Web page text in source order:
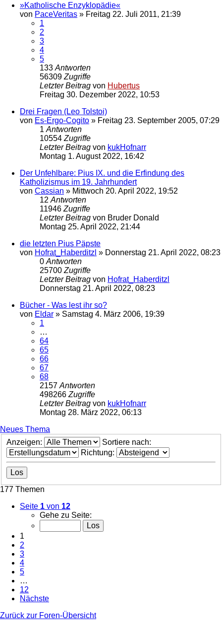
»Katholische Enzyklopädie«
von PaceVeritas » Freitag 22. Juli 2011, 21:39
1
2
3
4
5
133 Antworten
56309 Zugriffe
Letzter Beitrag von Hubertus
Freitag 30. Dezember 2022, 10:53
Drei Fragen (Leo Tolstoi)
von Es-Ergo-Cogito » Freitag 23. September 2005, 07:29
1 Antworten
10554 Zugriffe
Letzter Beitrag von kukHofnarr
Montag 1. August 2022, 16:42
Der Unfehlbare: Pius IX. und die Erfindung des
Katholizismus im 19. Jahrhundert
von Cassian » Mittwoch 20. April 2022, 19:52
12 Antworten
11946 Zugriffe
Letzter Beitrag von Bruder Donald
Montag 25. April 2022, 21:44
die letzten Pius Päpste
von Hofrat_Haberditzl » Donnerstag 21. April 2022, 08:23
0 Antworten
25700 Zugriffe
Letzter Beitrag von Hofrat_Haberditzl
Donnerstag 21. April 2022, 08:23
Bücher - Was lest ihr so?
von Eldar » Samstag 4. März 2006, 19:39
1
…
64
65
66
67
68
2157 Antworten
498266 Zugriffe
Letzter Beitrag von kukHofnarr
Montag 28. März 2022, 06:13
Neues Thema
Anzeigen:
Sortiere nach:
Richtung:
177 Themen
Seite 1 von 12
Gehe zu Seite:
1
2
3
4
5
…
12
Nächste
Zurück zur Foren-Übersicht